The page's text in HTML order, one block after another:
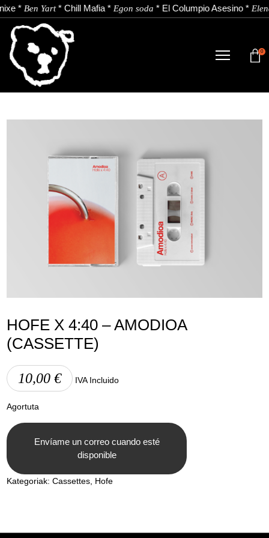
* Ben Yart* Chill Mafia* Egon soda* El Columpio Asesino*
DENDA
BERRIAK.
KONTAKTUA.
Youtube Spotify
0
HOFE X 4:40 – AMODIOA
(CASSETTE)
10,00€ IVA Incluido
Agortuta
Envíame un correo cuando esté
disponible
Kategoriak:Cassettes Hofe